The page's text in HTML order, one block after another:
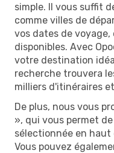
simple. Il vous suffit
comme villes de
vos dates de
disponibles. Avec
votre destination
recherche trouvera
milliers d'itinéraires
De plus, nous vous
», qui vous permet
sélectionnée en
Vous pouvez